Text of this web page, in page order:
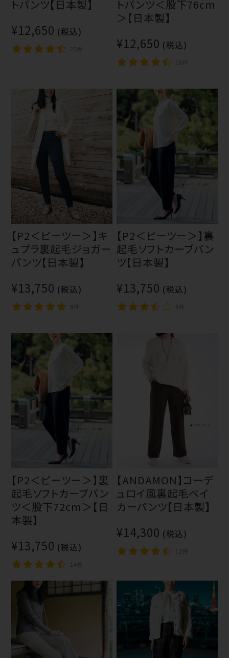
トパンツ【日本製】
¥12,650 (税込)
23件
トパンツ＜股下76cm
＞【日本製】
¥12,650 (税込)
15件
【P2＜ピーツー＞】キ
ュプラ裏起毛ジョガー
パンツ【日本製】
¥13,750 (税込)
8件
【P2＜ピーツー＞】裏
起毛ソフトカーブパン
ツ【日本製】
¥13,750 (税込)
6件
【P2＜ピーツー＞】裏
起毛ソフトカーブパン
ツ＜股下72cm＞【日
本製】
¥13,750 (税込)
14件
【ANDAMON】コーデ
ュロイ風裏起毛ベイ
カーパンツ【日本製】
¥14,300 (税込)
12件